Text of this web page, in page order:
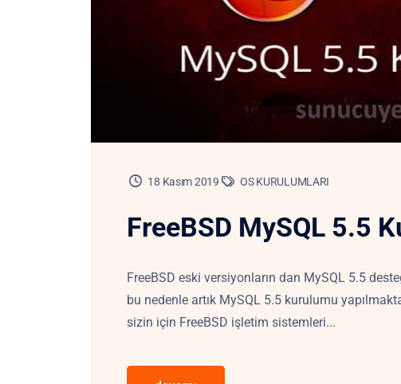
18 Kasım 2019 OS KURULUMLARI
FreeBSD MySQL 5.5
FreeBSD eski versiyonların dan MySQL 5.5
bu nedenle artık MySQL 5.5 kurulumu
sizin için FreeBSD işletim sistemleri...